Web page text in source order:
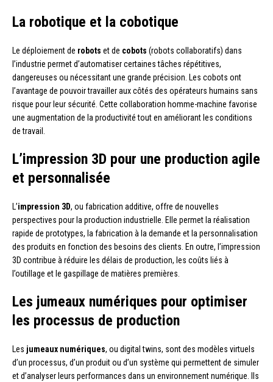
La robotique et la cobotique
Le déploiement de robots et de cobots (robots collaboratifs) dans
l’industrie permet d’automatiser certaines tâches répétitives,
dangereuses ou nécessitant une grande précision. Les cobots ont
l’avantage de pouvoir travailler aux côtés des opérateurs humains sans
risque pour leur sécurité. Cette collaboration homme-machine favorise
une augmentation de la productivité tout en améliorant les conditions
de travail.
L’impression 3D pour une production agile
et personnalisée
L’impression 3D, ou fabrication additive, offre de nouvelles
perspectives pour la production industrielle. Elle permet la réalisation
rapide de prototypes, la fabrication à la demande et la personnalisation
des produits en fonction des besoins des clients. En outre, l’impression
3D contribue à réduire les délais de production, les coûts liés à
l’outillage et le gaspillage de matières premières.
Les jumeaux numériques pour optimiser
les processus de production
Les jumeaux numériques, ou digital twins, sont des modèles virtuels
d’un processus, d’un produit ou d’un système qui permettent de simuler
et d’analyser leurs performances dans un environnement numérique. Ils